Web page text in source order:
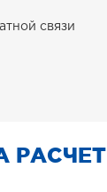
связи
РАСЧЕТ